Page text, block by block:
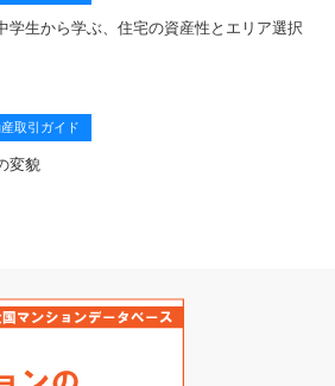
学生から学ぶ、住宅の資産性とエリア選択
取引ガイド
変貌